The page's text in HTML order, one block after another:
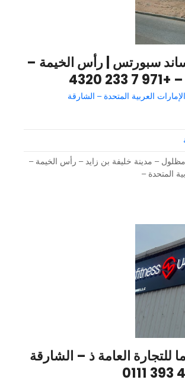
سبورتس | رأس الخيمة –
4320
العربية المتحدة – الشارقة
مظلول – مدينة خليفة بن زايد – رأس الخيمة –
المتحدة –
للتجارة العامة ذ – الشارقة